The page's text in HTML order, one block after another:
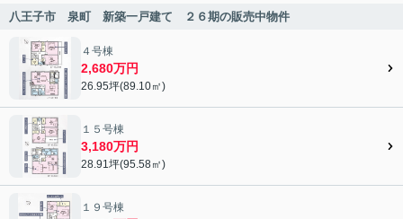
八王子市 泉町 新築一戸建て ２６期の販売中物件
４号棟
2,680万円
26.95坪(89.10㎡)
１５号棟
3,180万円
28.91坪(95.58㎡)
１９号棟